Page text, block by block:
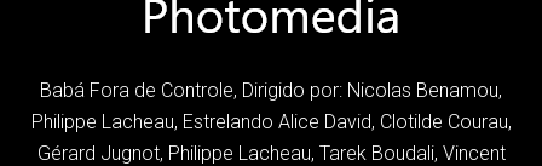
Babá Fora de Controle, Dirigido por: Nicolas Benamou,
Philippe Lacheau, Estrelando Alice David, Clotilde Courau,
Gérard Jugnot, Philippe Lacheau, Tarek Boudali, Vincent